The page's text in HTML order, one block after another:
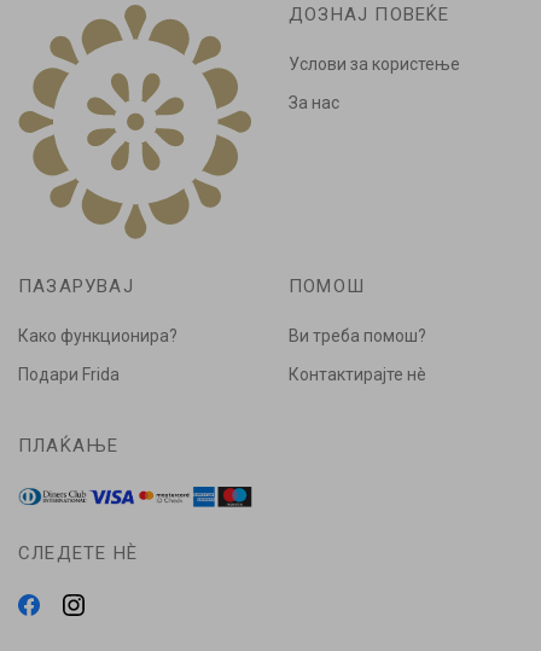
ДОЗНАЈ ПОВЕЌЕ
Услови за користење
За нас
ПАЗАРУВАЈ
Како функционира?
Подари Frida
ПОМОШ
Ви треба помош?
Контактирајте нè
ПЛАЌАЊЕ
СЛЕДЕТЕ НÈ